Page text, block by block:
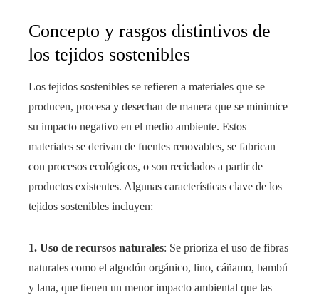
Concepto y rasgos distintivos de
los tejidos sostenibles
Los tejidos sostenibles se refieren a materiales que se
producen, procesa y desechan de manera que se minimice
su impacto negativo en el medio ambiente. Estos
materiales se derivan de fuentes renovables, se fabrican
con procesos ecológicos, o son reciclados a partir de
productos existentes. Algunas características clave de los
tejidos sostenibles incluyen:
1. Uso de recursos naturales: Se prioriza el uso de fibras
naturales como el algodón orgánico, lino, cáñamo, bambú
y lana, que tienen un menor impacto ambiental que las